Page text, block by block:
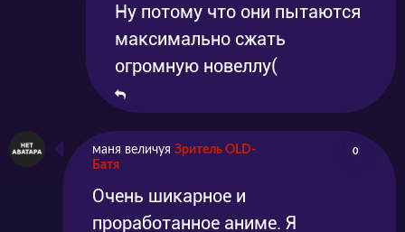
Ну потому что они пытаются
максимально сжать
огромную новеллу(
маня величуя Зритель OLD-
Батя
0
Очень шикарное и
проработанное аниме. Я